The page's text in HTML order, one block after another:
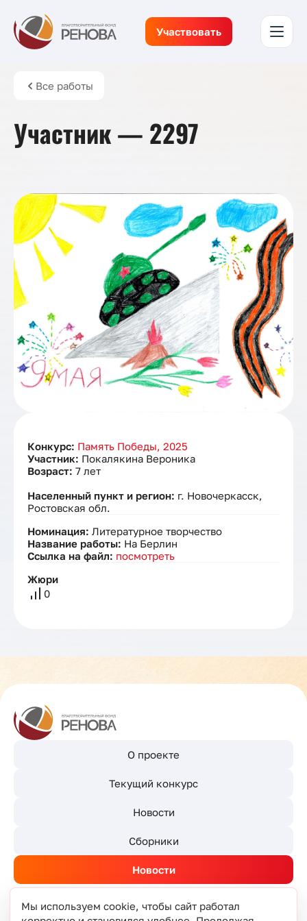
Участвовать
Все работы
Участник — 2297
Конкурс: Память Победы, 2025
Участник: Покалякина Вероника
Возраст: 7 лет
Населенный пункт и регион: г. Новочеркасск,
Ростовская обл.
Номинация: Литературное творчество
Название работы: На Берлин
Ссылка на файл: посмотреть
Жюри
0
О проекте
Текущий конкурс
Новости
Сборники
Новости
Мы используем cookie, чтобы сайт работал